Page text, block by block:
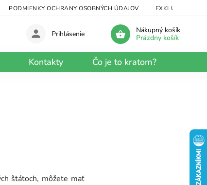
PODMIENKY OCHRANY OSOBNÝCH ÚDAJOV EXKLUZÍVNY
Nákupný košík
Prázdny košík
Prihlásenie
Kontakty Čo je to kratom?
štátoch, môžete mať